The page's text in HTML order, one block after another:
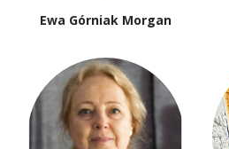
Ewa Górniak Morgan